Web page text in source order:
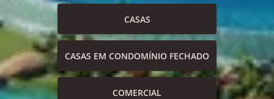
CASAS
CASAS EM CONDOMÍNIO FECHADO
COMERCIAL